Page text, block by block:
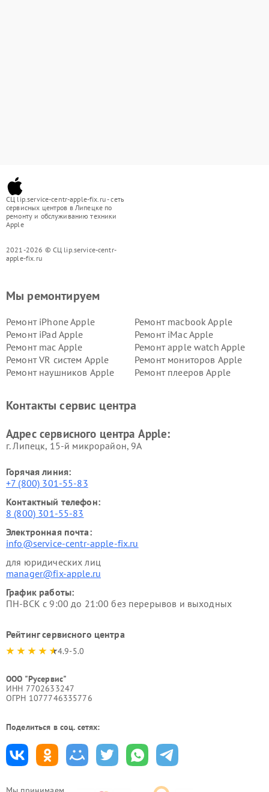
СЦ lip.service-centr-apple-fix.ru - сеть
сервисных центров в Липецке по
ремонту и обслуживанию техники
Apple
2021-2026 © СЦ lip.service-centr-
apple-fix.ru
Мы ремонтируем
Ремонт iPhone Apple
Ремонт macbook Apple
Ремонт iPad Apple
Ремонт iMac Apple
Ремонт mac Apple
Ремонт apple watch Apple
Ремонт VR систем Apple
Ремонт мониторов Apple
Ремонт наушников Apple
Ремонт плееров Apple
Контакты сервис центра
Адрес сервисного центра Apple:
г. Липецк, 15-й микрорайон, 9А
Горячая линия:
+7 (800) 301-55-83
Контактный телефон:
8 (800) 301-55-83
Электронная почта:
info@service-centr-apple-fix.ru
для юридических лиц
manager@fix-apple.ru
График работы:
ПН-ВСК с 9:00 до 21:00 без перерывов и выходных
Рейтинг сервисного центра
4.9-5.0
ООО "Русервис"
ИНН 7702633247
ОГРН 1077746335776
Поделиться в соц. сетях: